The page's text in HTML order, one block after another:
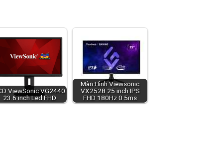
ViewSonic VG2440
23.6 inch Led FHD
Màn Hình Viewsonic
VX2528 25 inch IPS
FHD 180Hz 0.5ms